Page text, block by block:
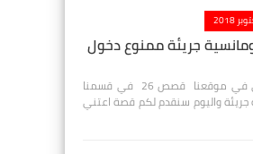
جريئة ممنوع دخول
مرحباً بكم أصدقائي وأحبابي في موقعنا قصص 26 في قسمنا
واليوم سنقدم لكم قصة اعتني